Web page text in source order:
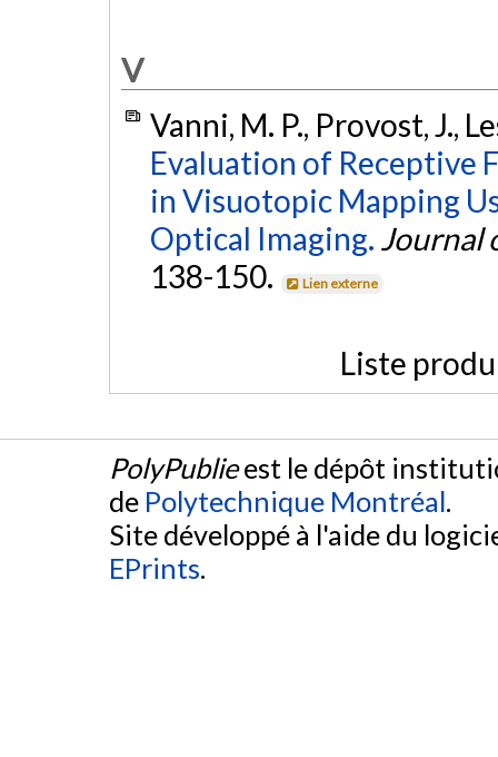
V
Vanni, M. P., Provost, J.,
Evaluation of Receptive
in Visuotopic Mapping
Optical Imaging. Journal
138-150.
Lien externe
Liste
PolyPublieest le dépôt
de Polytechnique Montréal.
Site développé à l'aide du
EPrints.